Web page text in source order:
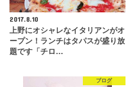
2017.8.10
上野にオシャレなイタリアンがオ
ープン！ランチはタパスが盛り放
題です「チロ…
ブログ